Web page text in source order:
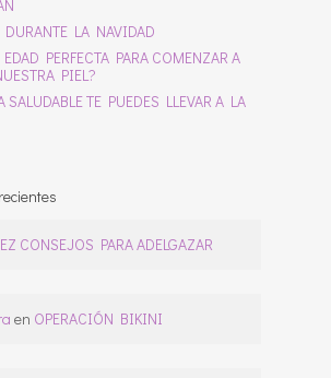
LA NAVIDAD
PERFECTA PARA COMENZAR A
PIEL?
SALUDABLE TE PUEDES LLEVAR A LA
CONSEJOS PARA ADELGAZAR
en OPERACIÓN BIKINI